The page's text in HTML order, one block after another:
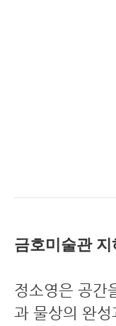
금호미술관 지
정소영은 공간
과 물상의 완